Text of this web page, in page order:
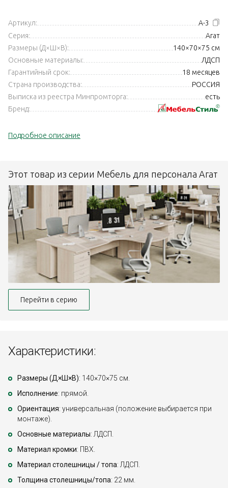
Артикул:
А-3
Серия:
Агат
Размеры (Д×Ш×В):
140×70×75 см
Основные материалы:
ЛДСП
Гарантийный срок:
18 месяцев
Страна производства:
РОССИЯ
Выписка из реестра Минпромторга:
есть
Бренд:
Подробное описание
Этот товар из серии Мебель для персонала Агат
Перейти в серию
Характеристики:
Размеры (Д×Ш×В): 140×70×75 см.
Исполнение: прямой.
Ориентация: универсальная (положение выбирается при
монтаже).
Основные материалы: ЛДСП.
Материал кромки: ПВХ.
Материал столешницы / топа: ЛДСП.
Толщина столешницы/топа: 22 мм.